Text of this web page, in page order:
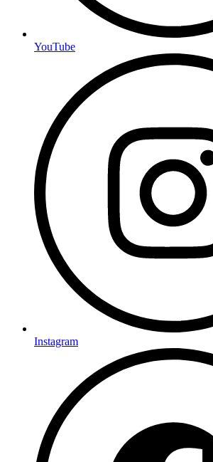
YouTube
Instagram